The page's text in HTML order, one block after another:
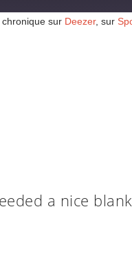
chronique sur Deezer, sur
a nice